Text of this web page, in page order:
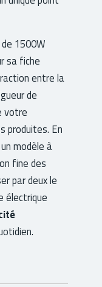
1500W
sa fiche
entre la
de
votre
produites. En
modèle à
fine des
par deux le
électrique